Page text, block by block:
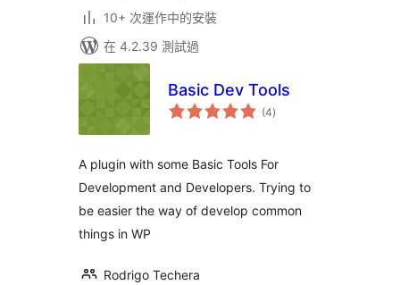
10+ 次運作中的安裝
在 4.2.39 測試過
Basic Dev Tools
(4總
評)
A plugin with some Basic Tools For
Development and Developers. Trying to
be easier the way of develop common
things in WP
Rodrigo Techera